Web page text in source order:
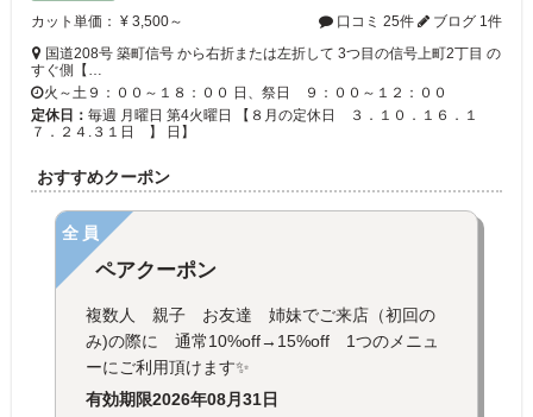
カット単価： ¥ 3,500～
口コミ 25件
ブログ 1件
国道208号 築町信号 から右折または左折して 3つ目の信号上町2丁目 の
すぐ側【…
火～土９：００～１８：００ 日、祭日 ９：００～１２：００
定休日： 毎週 月曜日 第4火曜日 【８月の定休日 ３．１０．１６．１
７．２４.３１日 】 日】
おすすめクーポン
全員
ペアクーポン
複数人 親子 お友達 姉妹でご来店（初回の
み)の際に 通常10%off→15%off 1つのメニュ
ーにご利用頂けます✨
有効期限2026年08月31日